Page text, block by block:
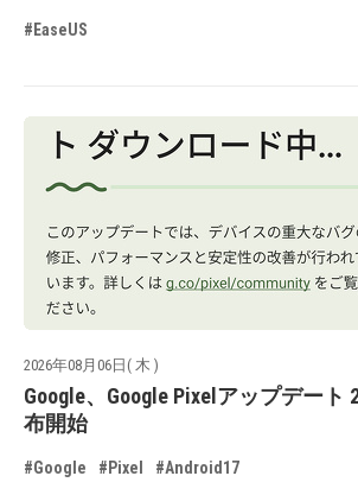
#EaseUS
2026年08月06日( 木 )
Google、Google Pixelアップデート
布開始
#Google #Pixel #Android17